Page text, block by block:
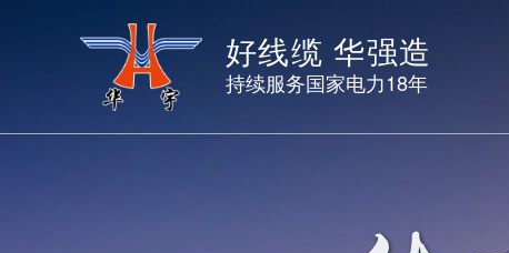
好线缆 华强造
持续服务国家电力18年